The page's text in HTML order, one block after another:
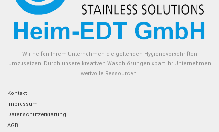
Wir helfen Ihrem Unternehmen die geltenden Hygienevorschriften
umzusetzen. Durch unsere kreativen Waschlösungen spart Ihr Unternehmen
wertvolle Ressourcen.
Kontakt
Impressum
Datenschutzerklärung
AGB